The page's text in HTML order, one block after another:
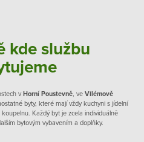
kde službu
vHorní Poustevně, ve Vilémově
byty, které mají vždy kuchyni s jídelní
Každý byt je zcela individuálně
bytovým vybavením a doplňky.